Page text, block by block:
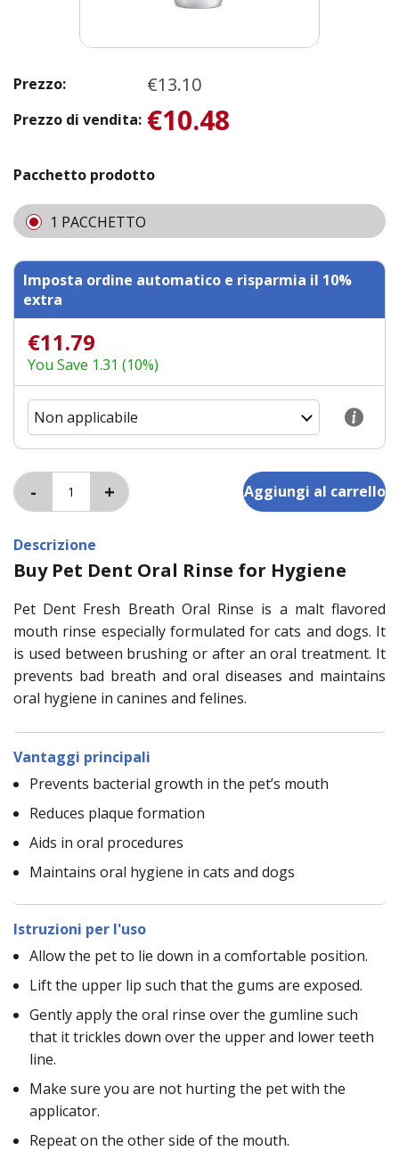
Prezzo: €13.10
Prezzo di vendita: €10.48
Pacchetto prodotto
1 PACCHETTO
Imposta ordine automatico e risparmia il 10%
extra
€11.79
You Save 1.31 (10%)
Descrizione
Buy Pet Dent Oral Rinse for Hygiene
Pet Dent Fresh Breath Oral Rinse is a malt flavored
mouth rinse especially formulated for cats and dogs. It
is used between brushing or after an oral treatment. It
prevents bad breath and oral diseases and maintains
oral hygiene in canines and felines.
Vantaggi principali
Prevents bacterial growth in the pet’s mouth
Reduces plaque formation
Aids in oral procedures
Maintains oral hygiene in cats and dogs
Istruzioni per l'uso
Allow the pet to lie down in a comfortable position.
Lift the upper lip such that the gums are exposed.
Gently apply the oral rinse over the gumline such
that it trickles down over the upper and lower teeth
line.
Make sure you are not hurting the pet with the
applicator.
Repeat on the other side of the mouth.